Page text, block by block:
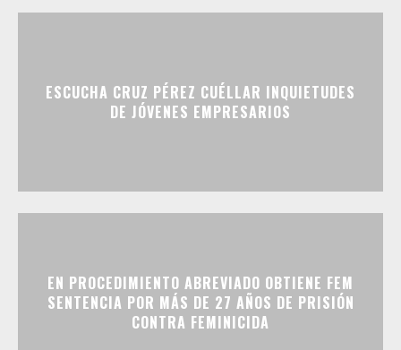
ESCUCHA CRUZ PÉREZ CUÉLLAR INQUIETUDES
DE JÓVENES EMPRESARIOS
EN PROCEDIMIENTO ABREVIADO OBTIENE FEM
SENTENCIA POR MÁS DE 27 AÑOS DE PRISIÓN
CONTRA FEMINICIDA